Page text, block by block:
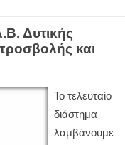
Δυτικής
και
Το τελευταίο
διάστημα
λαμβάνουμε